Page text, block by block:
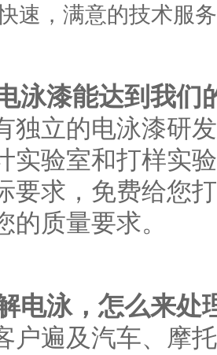
速，满意的技术服
泳漆能达到我们
独立的电泳漆研
实验室和打样实
要求，免费给您
的质量要求。
电泳，怎么来处
户遍及汽车、摩